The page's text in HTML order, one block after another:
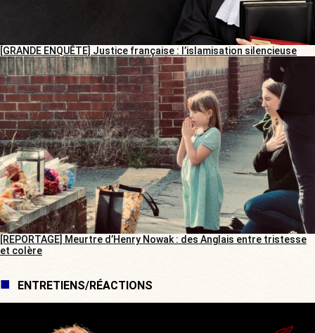
[GRANDE ENQUÊTE] Justice française : l’islamisation silencieuse
[REPORTAGE] Meurtre d’Henry Nowak : des Anglais entre tristesse
et colère
ENTRETIENS/RÉACTIONS